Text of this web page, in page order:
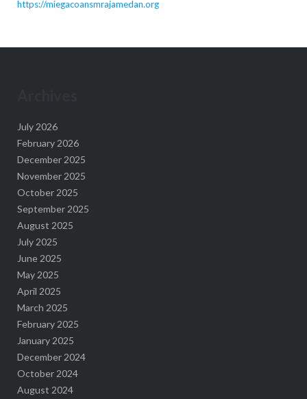
https://miegacoansmrajamedan.org
July 2026
February 2026
December 2025
November 2025
October 2025
September 2025
August 2025
July 2025
June 2025
May 2025
April 2025
March 2025
February 2025
January 2025
December 2024
October 2024
August 2024